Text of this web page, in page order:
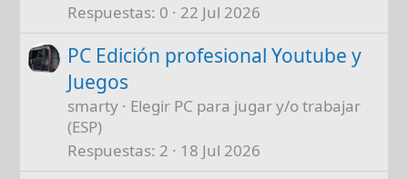
Respuestas 0 22 Jul 2026
PC Edición profesional Youtube y
Juegos
smarty
Elegir PC para jugar y/o trabajar
(ESP)
Respuestas 2 18 Jul 2026